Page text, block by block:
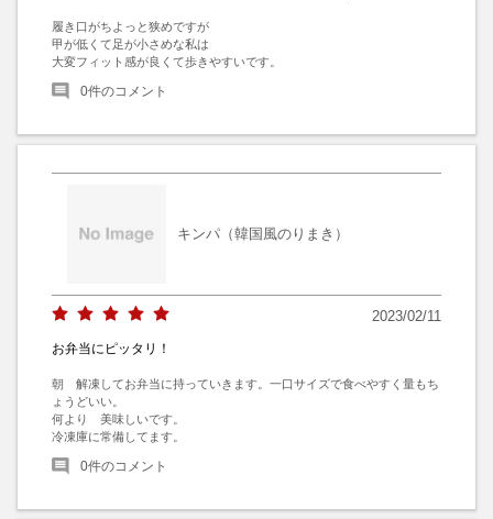
履き口がちよっと狭めですが
甲が低くて足が小さめな私は
大変フィット感が良くて歩きやすいです。
0件のコメント
キンパ（韓国風のりまき）
2023/02/11
お弁当にピッタリ！
朝　解凍してお弁当に持っていきます。一口サイズで食べやすく量もち
ょうどいい。
何より　美味しいです。
冷凍庫に常備してます。
0件のコメント